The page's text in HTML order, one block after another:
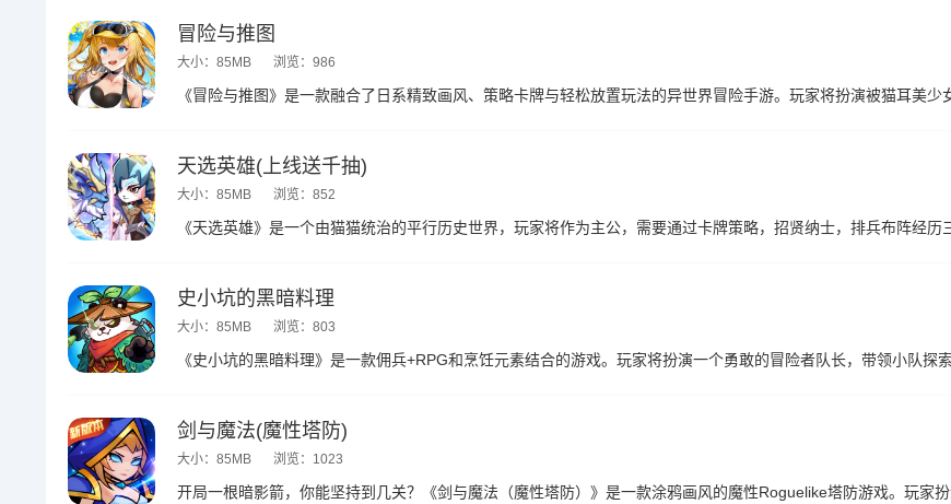
冒险与推图
大小：85MB 浏览：986
天选英雄(上线送千抽)
大小：85MB 浏览：852
史小坑的黑暗料理
大小：85MB 浏览：803
剑与魔法(魔性塔防)
大小：85MB 浏览：1023